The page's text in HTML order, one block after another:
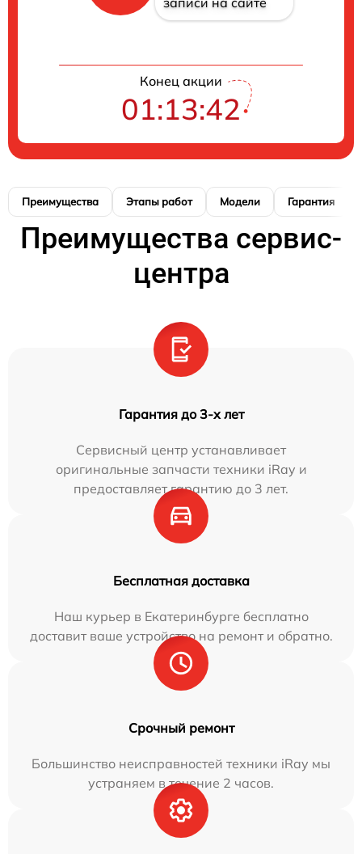
Конец акции
01:13:41
Преимущества Этапы работ Модели Гарантия
Преимущества сервис-
центра
Гарантия до 3-х лет
Сервисный центр устанавливает
оригинальные запчасти техники iRay и
предоставляет гарантию до 3 лет.
Бесплатная доставка
Наш курьер в Екатеринбурге бесплатно
доставит ваше устройство на ремонт и обратно.
Срочный ремонт
Большинство неисправностей техники iRay мы
устраняем в течение 2 часов.